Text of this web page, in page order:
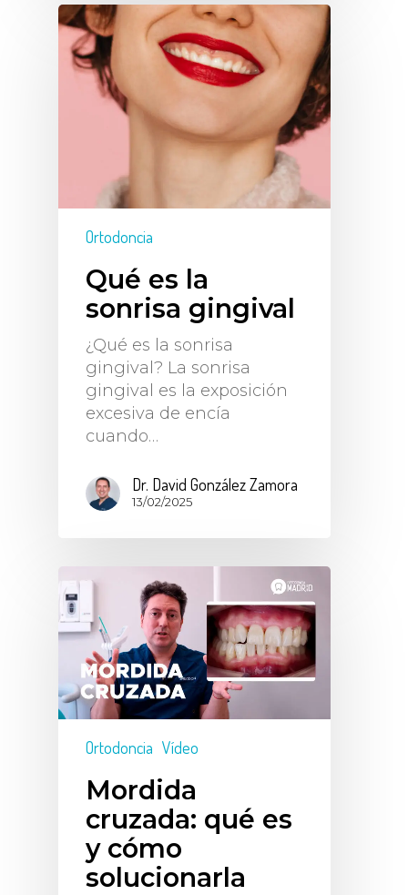
Ortodoncia
Qué es la
sonrisa gingival
¿Qué es la sonrisa
gingival? La sonrisa
gingival es la exposición
excesiva de encía
cuando…
Dr. David González Zamora
13/02/2025
Ortodoncia Vídeo
Mordida
cruzada: qué es
y cómo
solucionarla